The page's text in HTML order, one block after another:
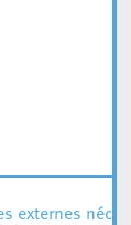
externes